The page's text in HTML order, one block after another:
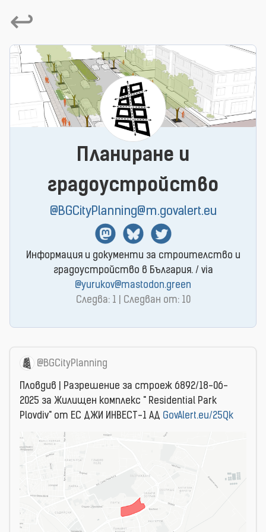
↩
Планиране и
градоустройство
@BGCityPlanning@m.govalert.eu
MastodonBlueSkyTwitter
Информация и документи за строителство и
градоустройство в България. / via
@yurukov@mastodon.green
Следва: 1 | Следван от: 10
@BGCityPlanning
Пловдив | Разрешение за строеж 6892/18-06-
2025 за Жилищен комплекс " Residential Park
Plovdiv" от ЕС ДЖИ ИНВЕСТ-1 АД GovAlert.eu/25Qk